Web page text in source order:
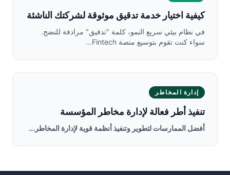
كيفية اختيار خدمة تدقيق موثوقة لشركتك الناشئة
في نظام بيئي سريع النمو، كلمة "تدقيق" مرادفة للنضج.
سواء كنت تقوم بتوسيع منصة Fintech...
إدارة المخاطر
تنفيذ أطر فعالة لإدارة مخاطر المؤسسة
أفضل الممارسات لتطوير وتنفيذ أنظمة قوية لإدارة المخاطر...